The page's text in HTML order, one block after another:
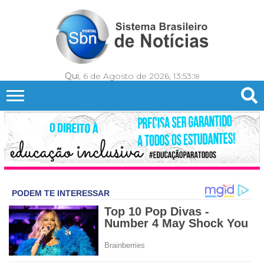
Qui, 6 de Agosto de 2026, 13:53:20